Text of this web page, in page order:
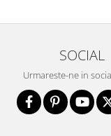
SOCIAL
Urmareste-ne in